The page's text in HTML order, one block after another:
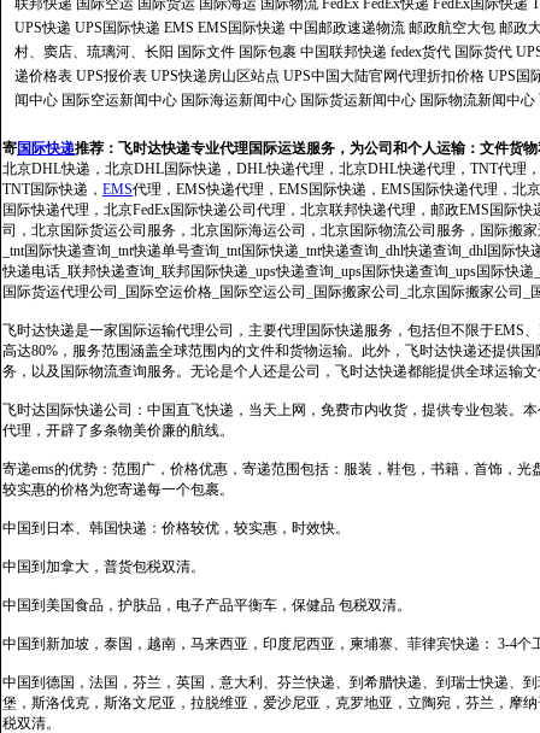
联邦快递 国际空运 国际货运 国际海运 国际物流 FedEx FedEx快递 FedEx国际快递
UPS快递 UPS国际快递 EMS EMS国际快递 中国邮政速递物流 邮政航空大包 邮政
村、窦店、琉璃河、长阳 国际文件 国际包裹 中国联邦快递 fedex货代 国际货代
递价格表 UPS报价表 UPS快递房山区站点 UPS中国大陆官网代理折扣价格 UPS国
闻中心 国际空运新闻中心 国际海运新闻中心 国际货运新闻中心 国际物流新闻中心
寄国际快递推荐： 飞时达快递专业代理国际运送服务，为公司和个人运输：文件货
北京DHL快递，北京DHL国际快递，DHL快递代理，北京DHL快递代理，TNT代理
TNT国际快递， EMS代理，EMS快递代理，EMS国际快递，EMS国际快递代理，北
国际快递代理，北京FedEx国际快递公司代理，北京联邦快递代理，邮政EMS国际
司，北京国际货运公司服务，北京国际海运公司，北京国际物流公司服务，国际搬
_tnt国际快递查询_tnt快递单号查询_tnt国际快递_tnt快递查询_dhl快递查询_dhl国际
快递电话_联邦快递查询_联邦国际快递_ups快递查询_ups国际快递查询_ups国际快
国际货运代理公司_国际空运价格_国际空运公司_国际搬家公司_北京国际搬家公司_
飞时达快递是一家国际运输代理公司，主要代理国际快递服务，包括但不限于EMS
高达80%，服务范围涵盖全球范围内的文件和货物运输。此外，飞时达快递还提供
务，以及国际物流查询服务。无论是个人还是公司，飞时达快递都能提供全球运输
飞时达国际快递公司：中国直飞快递，当天上网，免费市内收货，提供专业包装。
代理，开辟了多条物美价廉的航线。
寄递ems的优势：范围广，价格优惠，寄递范围包括：服装，鞋包，书籍，首饰，
较实惠的价格为您寄递每一个包裹。
中国到日本、韩国快递：价格较优，较实惠，时效快。
中国到加拿大，普货包税双清。
中国到美国食品，护肤品，电子产品平衡车，保健品 包税双清。
中国到新加坡，泰国，越南，马来西亚，印度尼西亚，柬埔寨、菲律宾快递： 3-4个
中国到德国，法国，芬兰，英国，意大利、芬兰快递、到希腊快递、到瑞士快递、
堡，斯洛伐克，斯洛文尼亚，拉脱维亚，爱沙尼亚，克罗地亚，立陶宛，芬兰，摩
税双清。